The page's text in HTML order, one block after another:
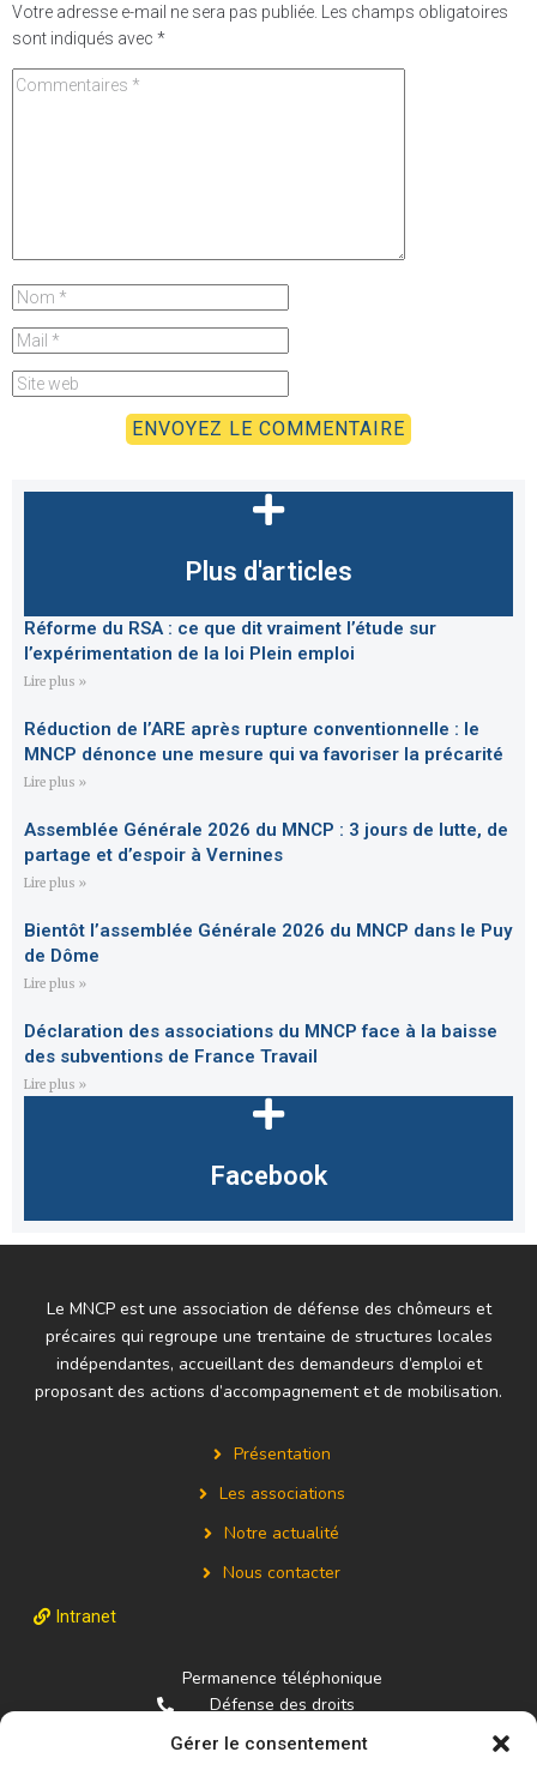
Gérer le consentement
Votre adresse e-mail ne sera pas publiée.
Les champs obligatoires
sont indiqués avec *
Plus d'articles
Réforme du RSA : ce que dit vraiment l’étude sur
l’expérimentation de la loi Plein emploi
Lire plus »
Réduction de l’ARE après rupture conventionnelle : le
MNCP dénonce une mesure qui va favoriser la précarité
Lire plus »
Assemblée Générale 2026 du MNCP : 3 jours de lutte, de
partage et d’espoir à Vernines
Lire plus »
Bientôt l’assemblée Générale 2026 du MNCP dans le Puy
de Dôme
Lire plus »
Déclaration des associations du MNCP face à la baisse
des subventions de France Travail
Lire plus »
Facebook
Le MNCP est une association de défense des chômeurs et
précaires qui regroupe une trentaine de structures locales
indépendantes, accueillant des demandeurs d’emploi et
proposant des actions d’accompagnement et de mobilisation.
Présentation
Les associations
Notre actualité
Nous contacter
Intranet
Permanence téléphonique
Défense des droits
01.84.16.94.22